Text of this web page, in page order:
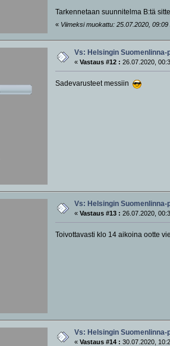
Tarkennetaan suunnitelma B:tä
« Viimeksi muokattu: 25.07.2020,
Vs: Helsingin Suomenlinna-
«Vastaus #12 : 26.07.2020,
Sadevarusteet messiin
Vs: Helsingin Suomenlinna-
«Vastaus #13 : 26.07.2020,
Toivottavasti klo 14 aikoina ootte
Vs: Helsingin Suomenlinna-
«Vastaus #14 : 30.07.2020,